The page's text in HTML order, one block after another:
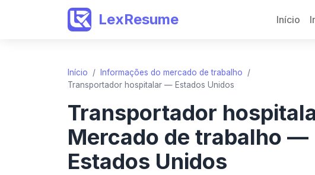
LexResume Início
Início / Informações do mercado de trabalho
/
Transportador hospitalar — Estados Unidos
Transportador
Mercado de trabalho —
Estados Unidos